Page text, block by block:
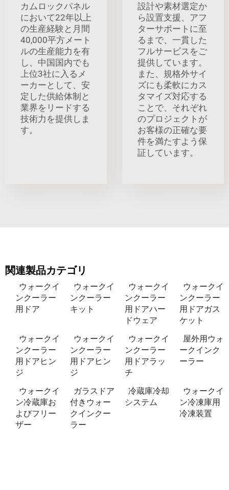
カムロックパネル
において22年以上
の生産経験と月間
40,000平方メート
ルの生産能力を有
し、中国国内でも
上位3社に入るメ
ーカーとして、安
定した供給体制と
業界をリードする
技術力を提供しま
す。
設計や素材選定か
ら設置支援、アフ
ターサポートに至
るまで、一貫した
フルサービスをご
提供しています。
また、規格外サイ
ズにも柔軟にカス
タマイズ対応する
ことで、それぞれ
のプロジェクトが
お客様の正確な要
件を満たすよう保
証しています。
関連製品カテゴリ
ウォークイ
ンクーラー
用ドア
ウォークイ
ンクーラー
キット
ウォークイ
ンクーラー
用ドアハー
ドウェア
ウォークイ
ンクーラー
用ドアガス
ケット
ウォークイ
ンクーラー
用ドアヒン
ジ
ウォークイ
ンクーラー
用ドアヒン
ジ
ウォークイ
ンクーラー
用ドアラッ
チ
屋外用ウォ
ークインク
ーラー
ウォークイ
ン冷蔵庫お
よびフリー
ザー
ガラスドア
付きウォー
クインクー
ラー
冷蔵庫冷却
システム
ウォークイ
ン冷凍庫用
冷凍装置